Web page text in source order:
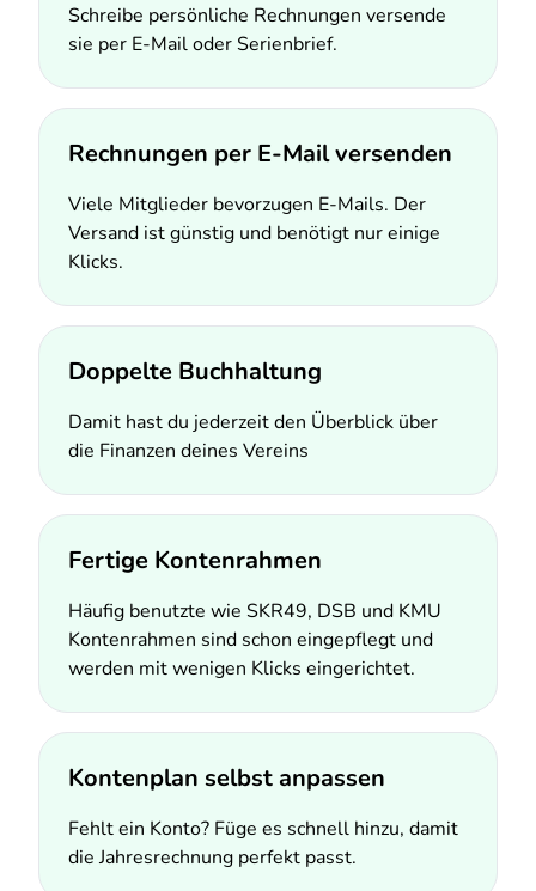
Schreibe persönliche Rechnungen versende
sie per E-Mail oder Serienbrief.
Rechnungen per E-Mail versenden
Viele Mitglieder bevorzugen E-Mails. Der
Versand ist günstig und benötigt nur einige
Klicks.
Doppelte Buchhaltung
Damit hast du jederzeit den Überblick über
die Finanzen deines Vereins
Fertige Kontenrahmen
Häufig benutzte wie SKR49, DSB und KMU
Kontenrahmen sind schon eingepflegt und
werden mit wenigen Klicks eingerichtet.
Kontenplan selbst anpassen
Fehlt ein Konto? Füge es schnell hinzu, damit
die Jahresrechnung perfekt passt.